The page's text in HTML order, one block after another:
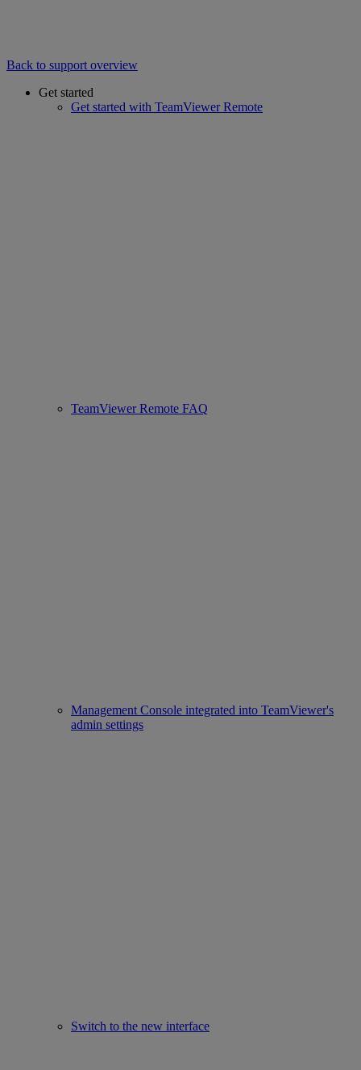
Back to support overview
Get started
Get started with TeamViewer Remote
TeamViewer Remote FAQ
Management Console integrated into TeamViewer's
admin settings
Switch to the new interface